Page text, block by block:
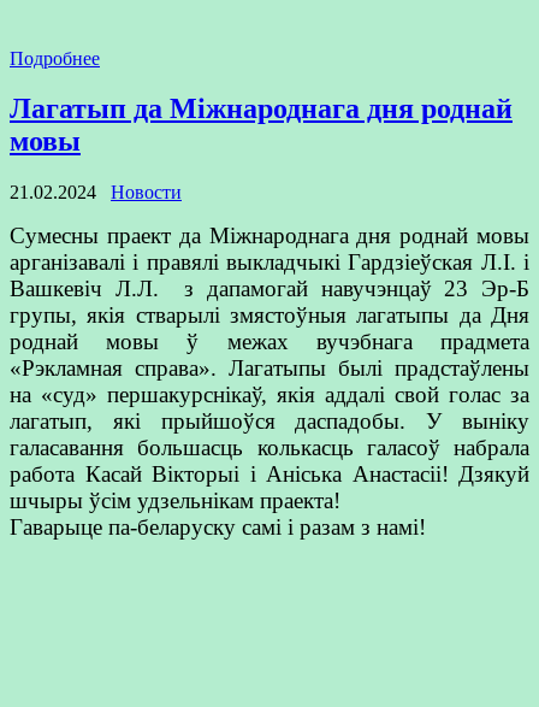
Подробнее
Лагатып да Міжнароднага дня роднай
мовы
21.02.2024 Новости
Сумесны праект да Міжнароднага дня роднай мовы
арганізавалі і правялі выкладчыкі Гардзіеўская Л.І. і
Вашкевіч Л.Л. з дапамогай навучэнцаў 23 Эр-Б
групы, якія стварылі змястоўныя лагатыпы да Дня
роднай мовы ў межах вучэбнага прадмета
«Рэкламная справа». Лагатыпы былі прадстаўлены
на «суд» першакурснікаў, якія аддалі свой голас за
лагатып, які прыйшоўся даспадобы. У выніку
галасавання большасць колькасць галасоў набрала
работа Касай Вікторыі і Аніська Анастасіі! Дзякуй
шчыры ўсім удзельнікам праекта!
Гаварыце па-беларуску самі і разам з намі!